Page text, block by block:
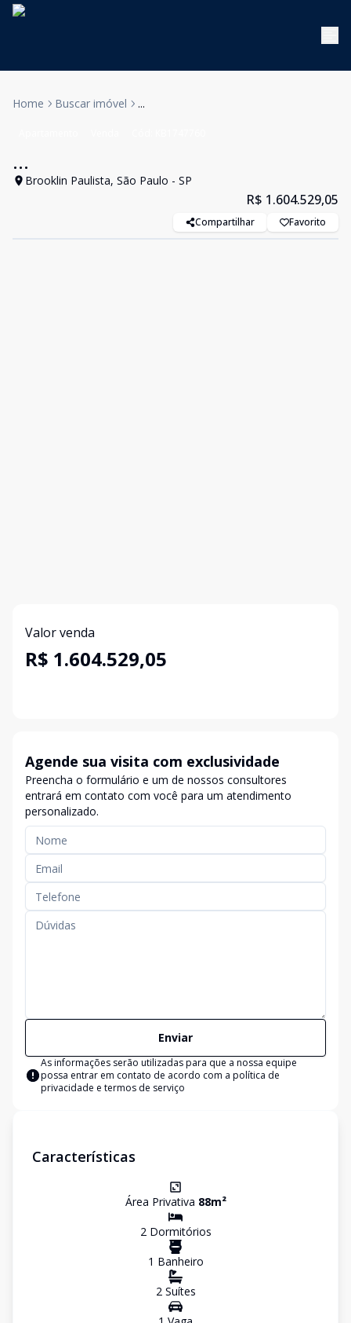
Home Buscar imóvel ...
...
Brooklin Paulista, São Paulo - SP
R$ 1.604.529,05
Compartilhar Favorito
Valor venda
R$ 1.604.529,05
Agende sua visita com exclusividade
Preencha o formulário e um de nossos consultores
entrará em contato com você para um atendimento
personalizado.
Enviar
As informações serão utilizadas para que a nossa equipe
possa entrar em contato de acordo com a política de
privacidade e termos de serviço
Características
Área Privativa 88m²
2Dormitórios
1 Banheiro
2Suítes